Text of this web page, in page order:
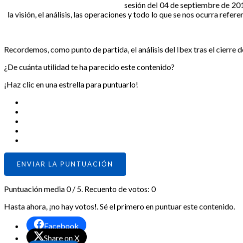
sesión del 04 de septiembre de
la visión, el análisis, las operaciones y todo lo que se nos ocurra
Recordemos, como punto de partida, el análisis del Ibex tras el cierre
¿De cuánta utilidad te ha parecido este contenido?
¡Haz clic en una estrella para puntuarlo!
ENVIAR LA PUNTUACIÓN
Puntuación media0/ 5. Recuento de votos: 0
Hasta ahora, ¡no hay votos!. Sé el primero en puntuar este contenido.
Facebook
Share on X